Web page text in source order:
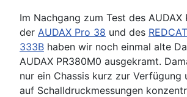
Im Nachgang zum Test des AUDAX
der AUDAX Pro 38 und des
333B haben wir noch einmal alte
AUDAX PR380M0 ausgekramt.
nur ein Chassis kurz zur Verfügung
auf Schalldruckmessungen